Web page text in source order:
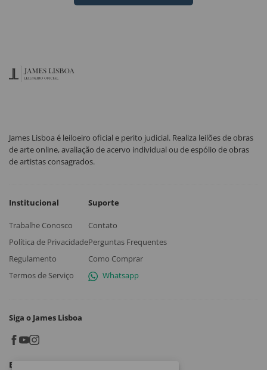
James Lisboa é leiloeiro oficial e perito judicial. Realiza leilões de obras
de arte online, avaliação de acervo individual ou de espólio de obras
de artistas consagrados.
Institucional
Trabalhe Conosco
Política de Privacidade
Regulamento
Termos de Serviço
Suporte
Contato
Perguntas Frequentes
Como Comprar
Whatsapp
Siga o James Lisboa
Baixe o App